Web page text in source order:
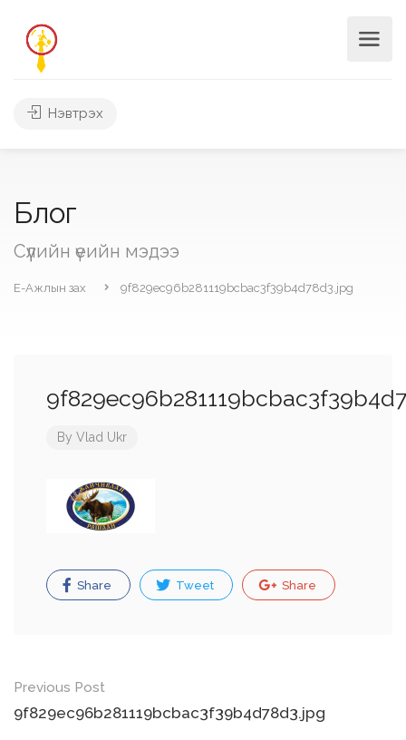
Нэвтрэх
Блог
Сүүлийн үеийн мэдээ
Е-Ажлын зах 9f829ec96b281119bcbac3f39b4d78d3.jpg
By Vlad Ukr
Share Tweet Share
Post
navigation
Previous Post
9f829ec96b281119bcbac3f39b4d78d3.jpg